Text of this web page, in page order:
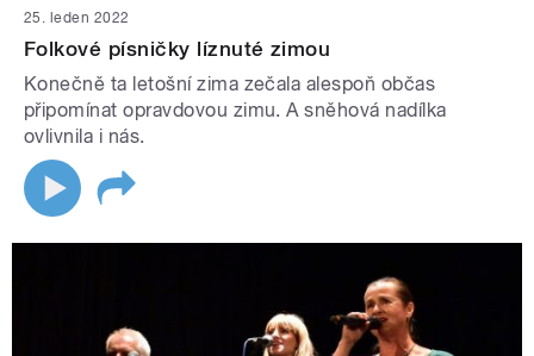
25. leden 2022
Folkové písničky líznuté zimou
Konečně ta letošní zima zečala alespoň občas
připomínat opravdovou zimu. A sněhová nadílka
ovlivnila i nás.